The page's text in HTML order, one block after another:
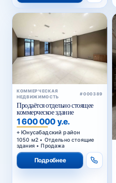
КОММЕРЧЕСКАЯ
НЕДВИЖИМОСТЬ
#000389
Продаётся отдельно стоящее
коммерческое здание
1 600 000 у.е.
Юнусабадский район
1050 м2 • Отдельно стоящие
здания • Продажа
Подробнее